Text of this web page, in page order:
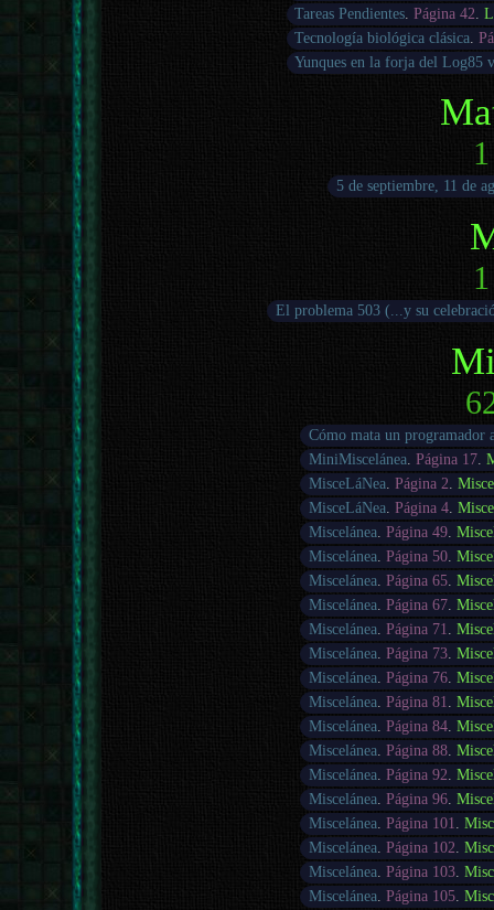
Tareas Pendientes .Página 42 .
Tecnología biológica clásica .
Yunques en la forja del Log85
5 de septiembre, 11 de
El problema 503 (...y su
Cómo mata un programador
MiniMiscelánea Página 17.
MisceLáNea Página 2
MisceLáNea Página 4.
Miscelánea Página 49.
Miscelánea Página 50.
Miscelánea Página 65.
Miscelánea Página 67.
Miscelánea Página 71
Miscelánea Página 73.
Miscelánea Página 76.
Miscelánea Página 81
Miscelánea Página 84.
Miscelánea Página 88.
Miscelánea Página 92
Miscelánea Página 96.
Miscelánea Página 101
Miscelánea Página 102
Miscelánea Página 103.
Miscelánea Página 105.